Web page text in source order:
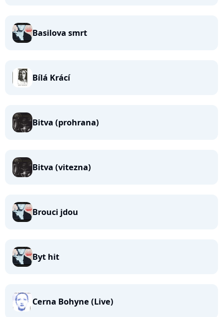
Basilova smrt
Bílá Krácí
Bitva (prohrana)
Bitva (vitezna)
Brouci jdou
Byt hit
Cerna Bohyne (Live)